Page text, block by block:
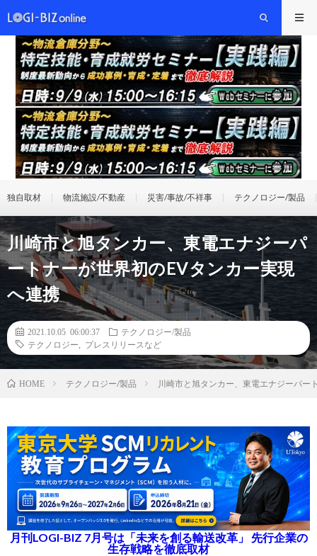
独自取材 物流施設/不動産 災害/事故/不祥事 テクノロジー/製品
川崎市と旭タンカー、東電エナジーパ
ートナーが世界初のEVタンカー実現
へ連携
2021.10.05 06:00:37
テクノロジー/製品
テクノロジー
プレスリリースなど
HOME テクノロジー/製品 川崎市と旭タンカー、東電エナジーパー
月刊LOGI-BIZ 7月号は「未来を創る輸送改革」 先行企業の
生存戦略を徹底取材